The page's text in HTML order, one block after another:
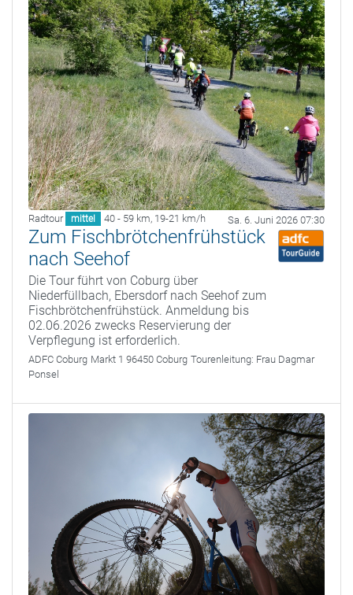
Radtour mittel 40 - 59 km, 19-21 km/h Sa. 6. Juni 2026 07:30
Zum Fischbrötchenfrühstück
nach Seehof
Die Tour führt von Coburg über
Niederfüllbach, Ebersdorf nach Seehof zum
Fischbrötchenfrühstück. Anmeldung bis
02.06.2026 zwecks Reservierung der
Verpflegung ist erforderlich.
ADFC Coburg Markt 1 96450 Coburg Tourenleitung: Frau Dagmar
Ponsel